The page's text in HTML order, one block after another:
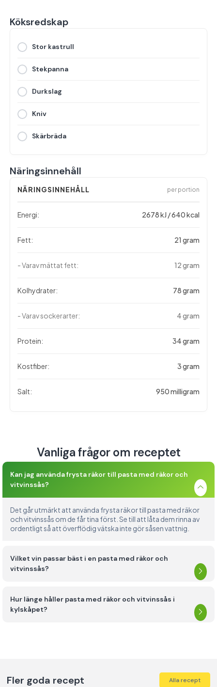
Köksredskap
Stor kastrull
Stekpanna
Durkslag
Kniv
Skärbräda
Näringsinnehåll
NÄRINGSINNEHÅLL per portion
Energi: 2678 kJ / 640 kcal
Fett: 21 gram
- Varav mättat fett: 12 gram
Kolhydrater: 78 gram
- Varav sockerarter: 4 gram
Protein: 34 gram
Kostfiber: 3 gram
Salt: 950 milligram
Vanliga frågor om receptet
Kan jag använda frysta räkor till pasta med räkor och
vitvinssås?
Det går utmärkt att använda frysta räkor till pasta med räkor
och vitvinssås om de får tina först. Se till att låta dem rinna av
ordentligt så att överflödig vätska inte gör såsen vattnig.
Vilket vin passar bäst i en pasta med räkor och
vitvinssås?
Hur länge håller pasta med räkor och vitvinssås i
kylskåpet?
Fler goda recept Alla recept